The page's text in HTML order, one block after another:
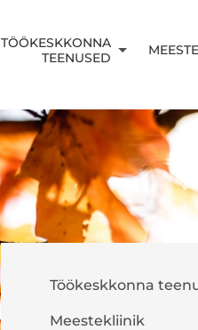
TÖÖKESKKONNA
TEENUSED
Töökeskkonna
Meestekliinik